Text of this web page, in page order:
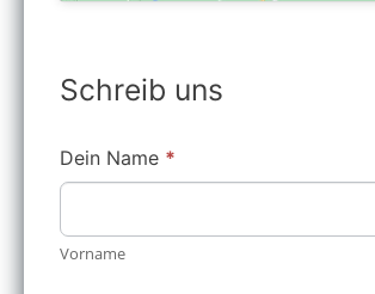
Schreib uns
Schreibe
uns
Dein Name *
Vorname
Falls
Du
bist,